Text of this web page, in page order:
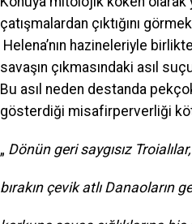
çatışmalardan çıktığını
Helena’nın hazineleriyle
savaşın çıkmasındaki asıl
Bu asıl neden destanda
gösterdiği misafirperverliği
„ Dönün geri saygısız
bırakın çevik atlı Danaoların